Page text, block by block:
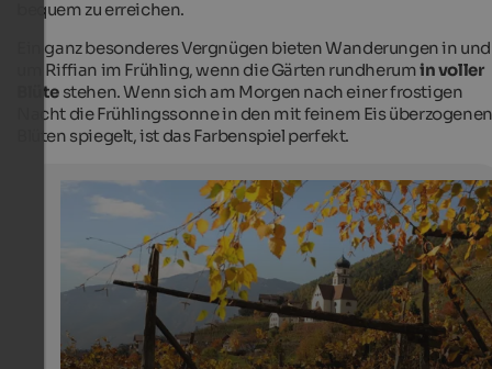
Idyllische Lage inmitten von Weinbergen
Tourismusverein Passeiertal
bequem zu erreichen.
Ein ganz besonderes Vergnügen bieten Wanderungen in und
um Riffian im Frühling, wenn die Gärten rundherumin voller
Blüte stehen. Wenn sich am Morgen nach einer frostigen
Nacht die Frühlingssonne in den mit feinem Eis überzogenen
Blüten spiegelt, ist das Farbenspiel perfekt.